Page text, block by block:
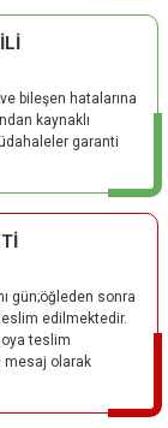
bileşen hatalarına
kaynaklı
garanti
gün;öğleden sonra
edilmektedir.
teslim
mesaj olarak